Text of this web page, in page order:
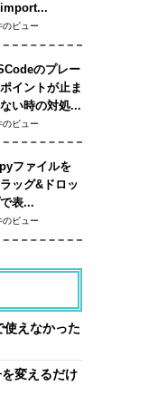
import...
のビュー
のプレー
イントが止ま
い時の対処...
のビュー
ファイルを
ラッグ&ドロッ
表...
のビュー
えなかった
変えるだけ